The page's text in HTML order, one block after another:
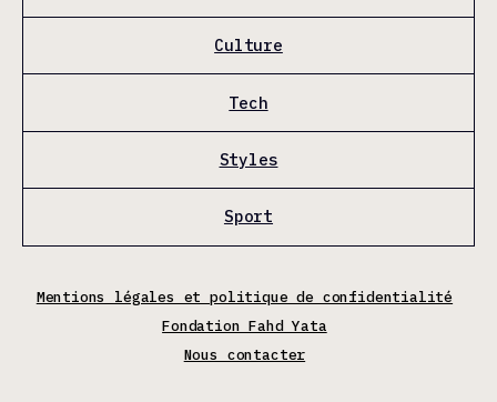
Culture
Tech
Styles
Sport
Mentions légales et politique de confidentialité
Fondation Fahd Yata
Nous contacter